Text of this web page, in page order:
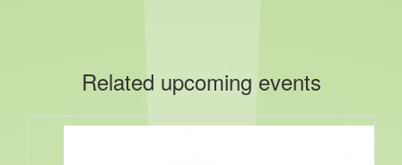
Related upcoming events